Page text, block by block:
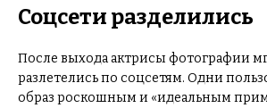
Соцсети разделились
После выхода актрисы фотографии
разлетелись по соцсетям. Одни
образ роскошным и «идеальным